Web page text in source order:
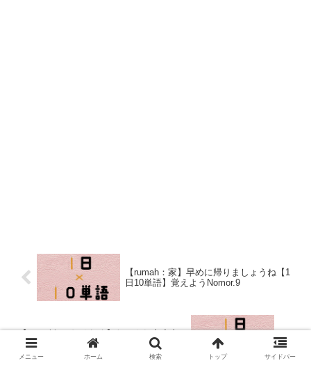
【rumah：家】早めに帰りましょうね【1
日10単語】覚えようNomor.9
【mungkin：おそらく】たぶんね大丈夫
【1日10単語】覚えようNomor.11
メニュー ホーム 検索 トップ サイドバー